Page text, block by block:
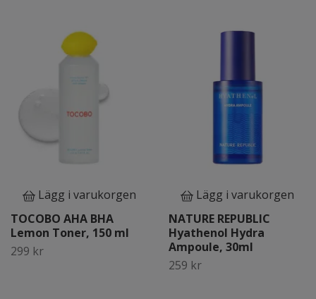
Lägg i varukorgen
TOCOBO AHA BHA
Lemon Toner, 150 ml
299 kr
Lägg i varukorgen
NATURE REPUBLIC
Hyathenol Hydra
Ampoule, 30ml
259 kr